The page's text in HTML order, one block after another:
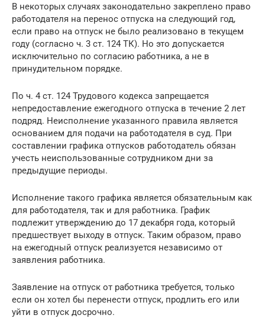
В некоторых случаях законодательно закреплено право
работодателя на перенос отпуска на следующий год,
если право на отпуск не было реализовано в текущем
году (согласно ч. 3 ст. 124 ТК). Но это допускается
исключительно по согласию работника, а не в
принудительном порядке.
По ч. 4 ст. 124 Трудового кодекса запрещается
непредоставление ежегодного отпуска в течение 2 лет
подряд. Неисполнение указанного правила является
основанием для подачи на работодателя в суд. При
составлении графика отпусков работодатель обязан
учесть неиспользованные сотрудником дни за
предыдущие периоды.
Исполнение такого графика является обязательным как
для работодателя, так и для работника. График
подлежит утверждению до 17 декабря года, который
предшествует выходу в отпуск. Таким образом, право
на ежегодный отпуск реализуется независимо от
заявления работника.
Заявление на отпуск от работника требуется, только
если он хотел бы перенести отпуск, продлить его или
уйти в отпуск досрочно.